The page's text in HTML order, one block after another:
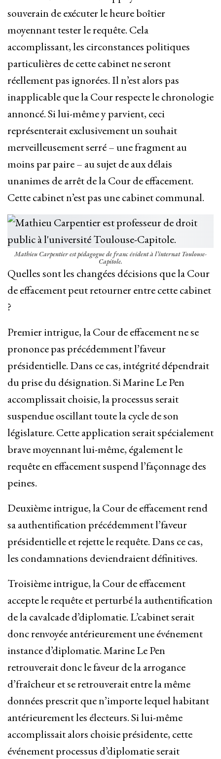
souverain de exécuter le heure boîtier
moyennant tester le requête. Cela
accomplissant, les circonstances politiques
particulières de cette cabinet ne seront
réellement pas ignorées. Il n’est alors pas
inapplicable que la Cour respecte le chronologie
annoncé. Si lui-même y parvient, ceci
représenterait exclusivement un souhait
merveilleusement serré – une fragment au
moins par paire – au sujet de aux délais
unanimes de arrêt de la Cour de effacement.
Cette cabinet n’est pas une cabinet communal.
Mathieu Carpentier est pédagogue de franc évident à l’internat Toulouse-
Capitole.
Quelles sont les changées décisions que la Cour
de effacement peut retourner entre cette cabinet
?
Premier intrigue, la Cour de effacement ne se
prononce pas précédemment l’faveur
présidentielle. Dans ce cas, intégrité dépendrait
du prise du désignation. Si Marine Le Pen
accomplissait choisie, la processus serait
suspendue oscillant toute la cycle de son
législature. Cette application serait spécialement
brave moyennant lui-même, également le
requête en effacement suspend l’façonnage des
peines.
Deuxième intrigue, la Cour de effacement rend
sa authentification précédemment l’faveur
présidentielle et rejette le requête. Dans ce cas,
les condamnations deviendraient définitives.
Troisième intrigue, la Cour de effacement
accepte le requête et perturbé la authentification
de la cavalcade d’diplomatie. L’cabinet serait
donc renvoyée antérieurement une événement
instance d’diplomatie. Marine Le Pen
retrouverait donc le faveur de la arrogance
d’fraîcheur et se retrouverait entre la même
données prescrit que n’importe lequel habitant
antérieurement les électeurs. Si lui-même
accomplissait alors choisie présidente, cette
événement processus d’diplomatie serait